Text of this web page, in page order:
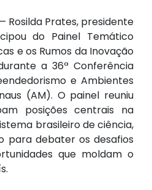
Rosilda Prates, presidente
do Painel Temático
e os Rumos da Inovação
a 36ª Conferência
e Ambientes
(AM). O painel reuniu
posições centrais na
brasileiro de ciência,
para debater os desafios
que moldam o